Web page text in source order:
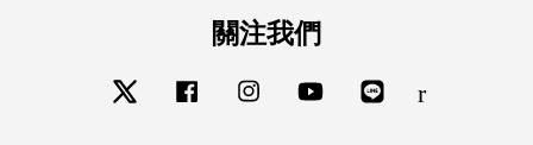
關注我們
Twitter Facebook Instagram YouTube RSS